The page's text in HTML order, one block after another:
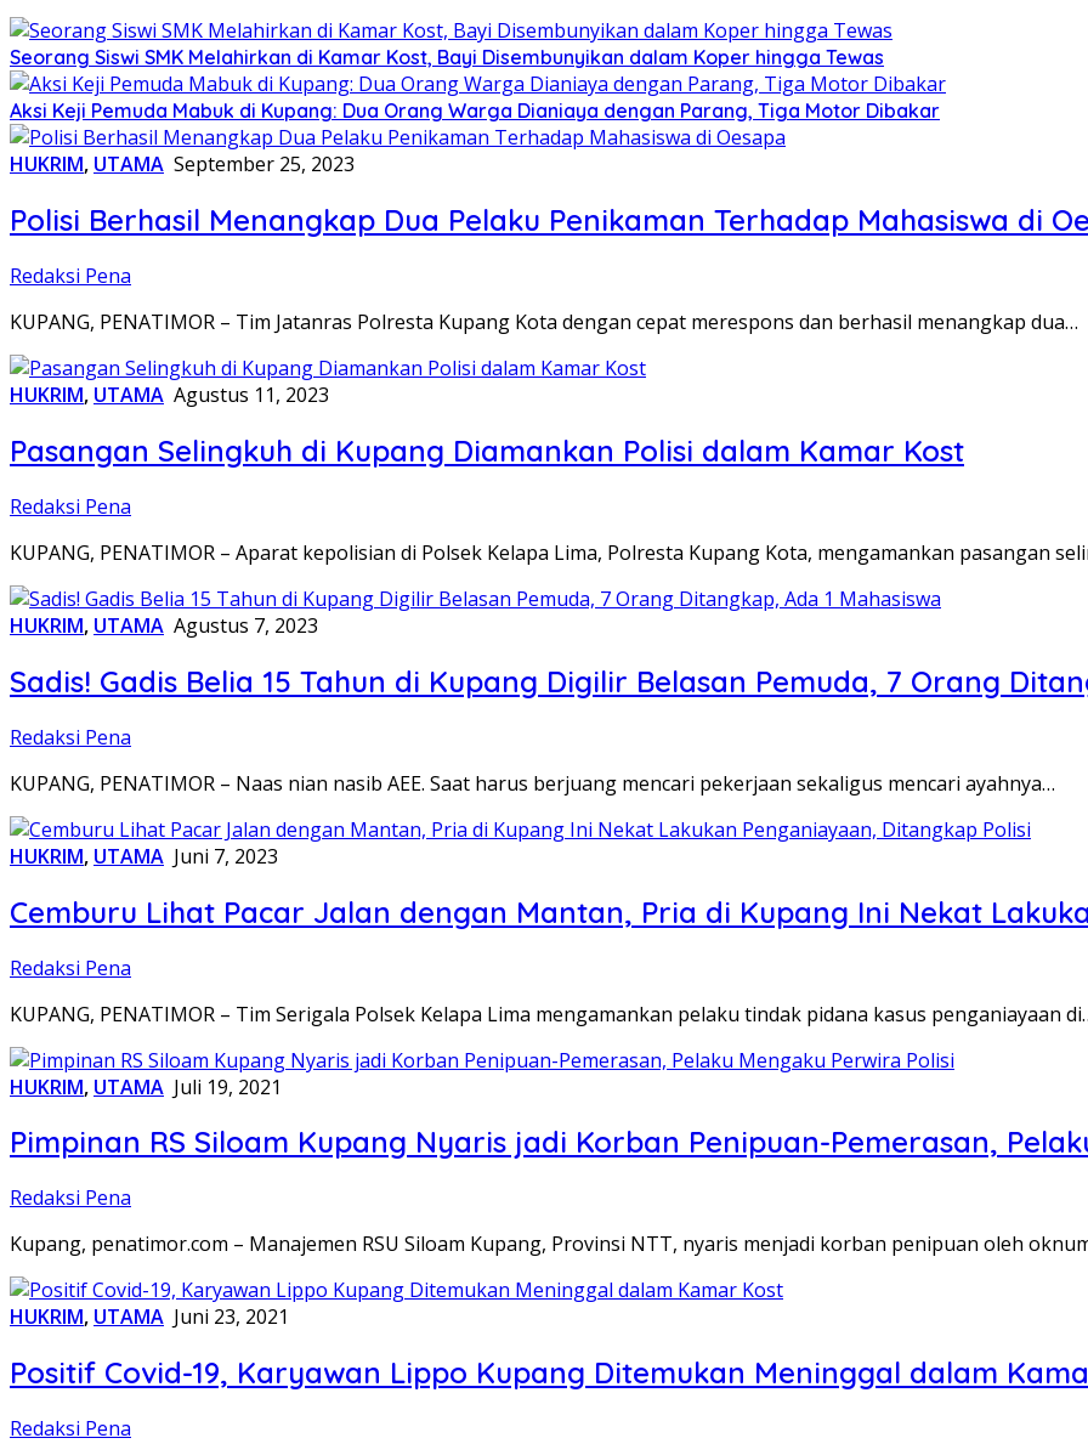
Seorang Siswi SMK Melahirkan di Kamar Kost, Bayi Disembunyikan dalam Koper hingga Tewas
Aksi Keji Pemuda Mabuk di Kupang: Dua Orang Warga Dianiaya dengan Parang, Tiga Motor Dibakar
HUKRIM, UTAMA September 25, 2023
Polisi Berhasil Menangkap Dua Pelaku Penikaman Terhadap Mahasiswa di
Redaksi Pena
KUPANG, PENATIMOR – Tim Jatanras Polresta Kupang Kota dengan cepat merespons dan berhasil menangkap dua…
HUKRIM, UTAMA Agustus 11, 2023
Pasangan Selingkuh di Kupang Diamankan Polisi dalam Kamar Kost
Redaksi Pena
KUPANG, PENATIMOR – Aparat kepolisian di Polsek Kelapa Lima, Polresta Kupang Kota, mengamankan pasangan
HUKRIM, UTAMA Agustus 7, 2023
Sadis! Gadis Belia 15 Tahun di Kupang Digilir Belasan Pemuda, 7 Orang
Redaksi Pena
KUPANG, PENATIMOR – Naas nian nasib AEE. Saat harus berjuang mencari pekerjaan sekaligus mencari ayahnya…
HUKRIM, UTAMA Juni 7, 2023
Cemburu Lihat Pacar Jalan dengan Mantan, Pria di Kupang Ini Nekat
Redaksi Pena
KUPANG, PENATIMOR – Tim Serigala Polsek Kelapa Lima mengamankan pelaku tindak pidana kasus penganiayaan
HUKRIM, UTAMA Juli 19, 2021
Pimpinan RS Siloam Kupang Nyaris jadi Korban Penipuan-Pemerasan,
Redaksi Pena
Kupang, penatimor.com – Manajemen RSU Siloam Kupang, Provinsi NTT, nyaris menjadi korban penipuan oleh
HUKRIM, UTAMA Juni 23, 2021
Positif Covid-19, Karyawan Lippo Kupang Ditemukan Meninggal dalam
Redaksi Pena